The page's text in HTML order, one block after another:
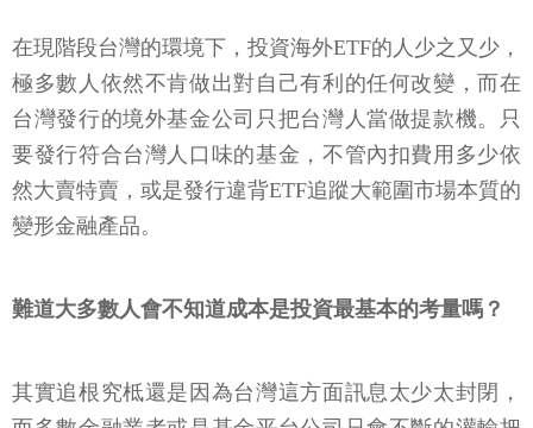
在現階段台灣的環境下，投資海外ETF的人少之又少，
極多數人依然不肯做出對自己有利的任何改變，而在
台灣發行的境外基金公司只把台灣人當做提款機。只
要發行符合台灣人口味的基金，不管內扣費用多少依
然大賣特賣，或是發行違背ETF追蹤大範圍市場本質的
變形金融產品。
難道大多數人會不知道成本是投資最基本的考量嗎？
其實追根究柢還是因為台灣這方面訊息太少太封閉，